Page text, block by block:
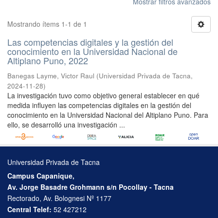
Mostrando ítems 1-1 de 1
Las competencias digitales y la gestión del
conocimiento en la Universidad Nacional de
Altiplano Puno, 2022
Banegas Layme, Victor Raul (Universidad Privada de Tacna,
2024-11-28)
La investigación tuvo como objetivo general establecer en qué
medida influyen las competencias digitales en la gestión del
conocimiento en la Universidad Nacional del Altiplano Puno. Para
ello, se desarrolló una investigación ...
Universidad Privada de Tacna
Campus Capanique,
Av. Jorge Basadre Grohmann s/n Pocollay - Tacna
Rectorado, Av. Bolognesi Nº 1177
Central Telef: 52 427212